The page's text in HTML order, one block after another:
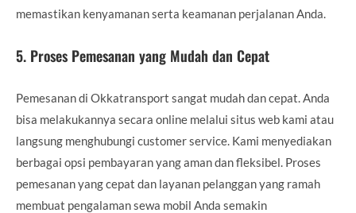
memastikan kenyamanan serta keamanan perjalanan Anda.
5. Proses Pemesanan yang Mudah dan Cepat
Pemesanan di Okkatransport sangat mudah dan cepat. Anda
bisa melakukannya secara online melalui situs web kami atau
langsung menghubungi customer service. Kami menyediakan
berbagai opsi pembayaran yang aman dan fleksibel. Proses
pemesanan yang cepat dan layanan pelanggan yang ramah
membuat pengalaman sewa mobil Anda semakin